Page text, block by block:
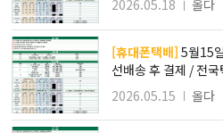
2026.05.18
올다
[휴대폰택배] 5월15일 [올다] 휴대폰성지 2차 시세표 /
선배송 후 결제 / 전
2026.05.15
올다